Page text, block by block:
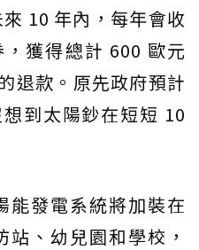
10 年內，每年會收
獲得總計 600 歐元
退款。原先政府預計
到太陽鈔在短短 10
能發電系統將加裝在
、幼兒園和學校，